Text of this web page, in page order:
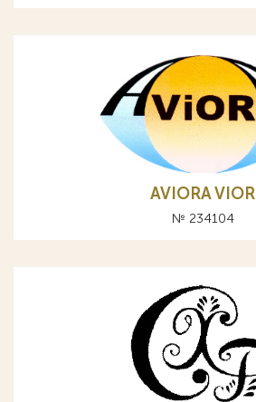
AVIORA VIOR
№ 234104